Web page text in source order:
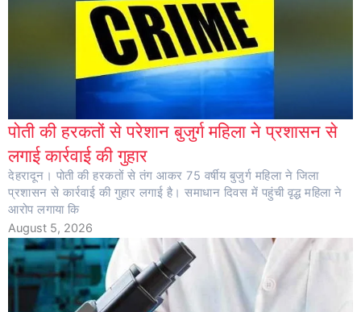
पोती की हरकतों से परेशान बुजुर्ग महिला ने प्रशासन से
लगाई कार्रवाई की गुहार
देहरादून। पोती की हरकतों से तंग आकर 75 वर्षीय बुजुर्ग महिला ने जिला
प्रशासन से कार्रवाई की गुहार लगाई है। समाधान दिवस में पहुंची वृद्ध महिला ने
आरोप लगाया कि
August 5, 2026